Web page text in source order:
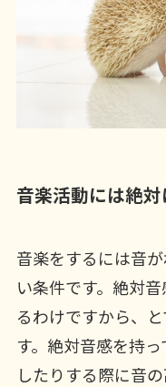
音楽活動には絶
音楽をするには音
い条件です。絶対
るわけですから、
す。絶対音感を持
したりする際に音